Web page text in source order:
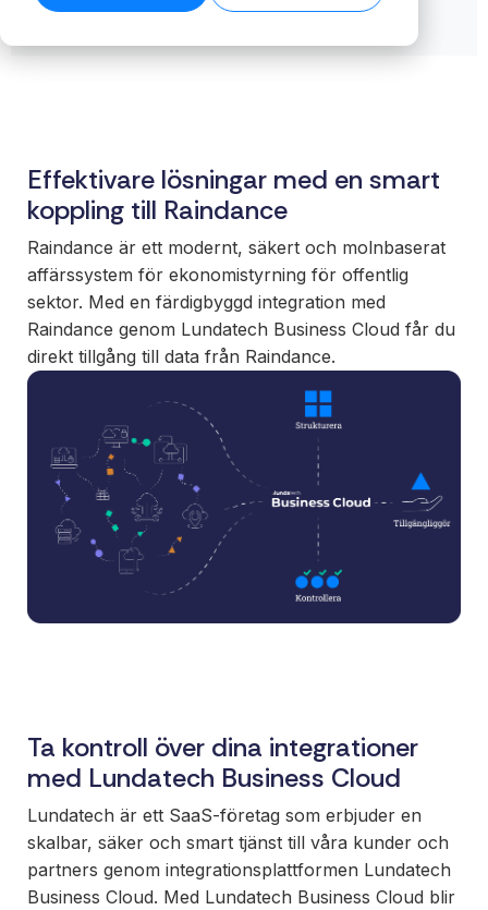
ansvar för
plattform,
Funktioner
Full insyn i alla
integrationer.
Övervakning,
versionshantering
och datakvalitet –
samlat på ett
ställe.
stabila flöden
specifikationer →
erbjudande
Nå nya
marknader
interna team
eller bygga
eget.
White
Sälj
integrationer
under eget
varumärke.
Ett enkelt
sätt att
paketera
nya
affären, vi
bygger och
För
er
En
beslut.
biblioteket →
→
Effektivare lösningar med en smart
koppling till Raindance
Raindance är ett modernt, säkert och molnbaserat
affärssystem för ekonomistyrning för offentlig
sektor. Med en färdigbyggd integration med
Raindance genom Lundatech Business Cloud får du
direkt tillgång till data från Raindance.
Ta kontroll över dina integrationer
med Lundatech Business Cloud
Lundatech är ett SaaS-företag som erbjuder en
skalbar, säker och smart tjänst till våra kunder och
partners genom integrationsplattformen Lundatech
Business Cloud. Med Lundatech Business Cloud blir